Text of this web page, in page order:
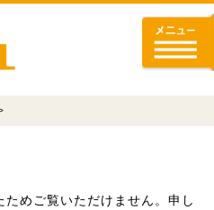
めご覧いただけません。申し